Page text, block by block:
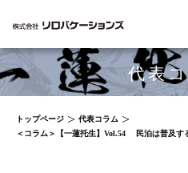
代表
トップページ
代表コラム
＜コラム＞【一蓮托生】Vol.54 民泊は普及す